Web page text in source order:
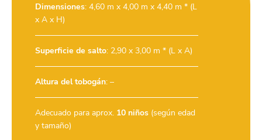
Dimensiones: 4,60 m x 4,00 m x 4,40 m * (L
x A x H)
Superficie de salto: 2,90 x 3,00 m * (L x A)
Altura del tobogán: –
Adecuado para aprox. 10 niños (según edad
y tamaño)